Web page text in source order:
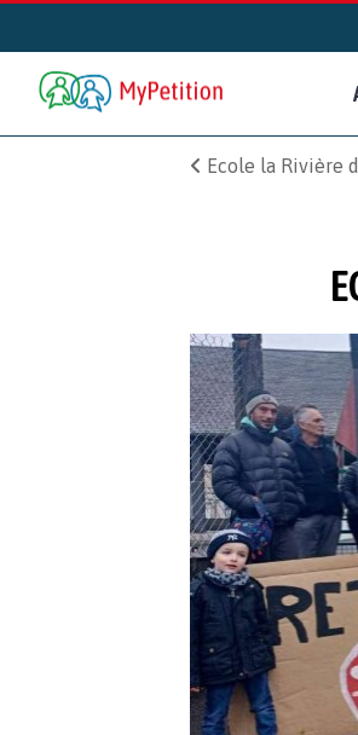
Ecole la Rivière